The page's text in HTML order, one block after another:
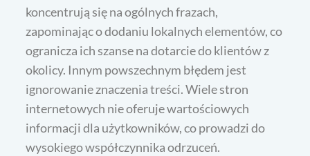
koncentrują się na ogólnych frazach,
zapominając o dodaniu lokalnych elementów, co
ogranicza ich szanse na dotarcie do klientów z
okolicy. Innym powszechnym błędem jest
ignorowanie znaczenia treści. Wiele stron
internetowych nie oferuje wartościowych
informacji dla użytkowników, co prowadzi do
wysokiego współczynnika odrzuceń.